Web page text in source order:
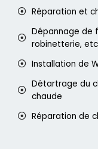
Réparation et
Dépannage de
robinetterie,
Installation de
Détartrage du
chaude
Réparation de